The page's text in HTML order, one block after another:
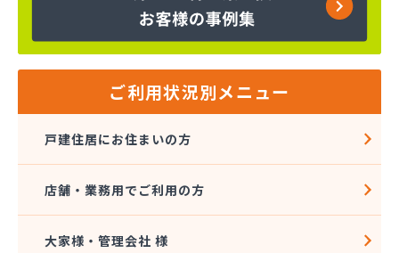
株式会社芳之内ガス
株式会社木田産業
丸信ガス株式会社
菊間ガス北条ショールーム
共同ガス株式会社 松山支店
玉井産業株式会社
広島ガス伯方株式会社
ご利用状況別メニュー
戸建住居にお住まいの方
店舗・業務用でご利用の方
大家様・管理会社 様